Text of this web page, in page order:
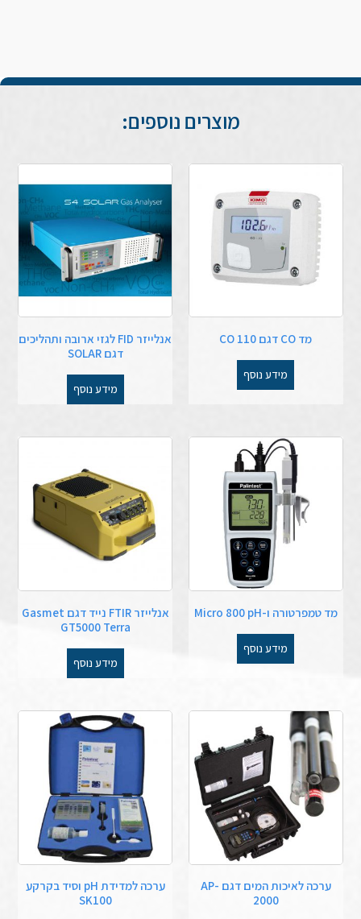
מוצרים נוספים:
מד CO דגם CO 110
מידע נוסף
אנלייזר FID לגזי ארובה ותהליכים
דגם SOLAR
מידע נוסף
מד טמפרטורה ו-Micro 800 pH
מידע נוסף
אנלייזר FTIR נייד דגם Gasmet
GT5000 Terra
מידע נוסף
ערכה לאיכות המים דגם AP-
2000
ערכה למדידת pH וסיד בקרקע
SK100